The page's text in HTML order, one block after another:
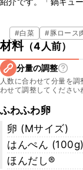
と入れるだけで、簡
しと濃厚な鶏油のコ
たっぷり使って、ビ
食事を、ご家族でお
#白菜 #豚ロース
材料（4人前）
分量の調整
人数に合わせて分量を
わせて調整してください
ふわふわ卵
卵 (Mサイズ)
はんぺん (100g)
ほんだし®︎